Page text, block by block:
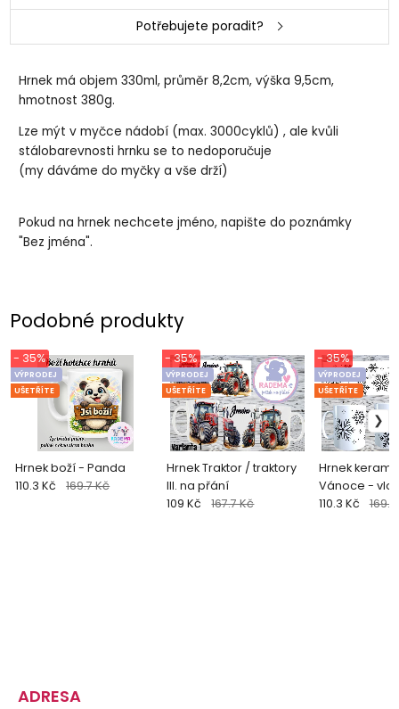
Potřebujete poradit?
Hrnek má objem 330ml, průměr 8,2cm, výška 9,5cm,
hmotnost 380g.
Lze mýt v myčce nádobí (max. 3000cyklů) , ale kvůli
stálobarevnosti hrnku se to nedoporučuje
(my dáváme do myčky a vše drží)
Pokud na hrnek nechcete jméno, napište do poznámky
"Bez jména".
Podobné produkty
Hrnek boží - Panda
VÝPRODEJ
UŠETŘÍTE
- 35%
110.3 Kč 169.7 Kč
Hrnek Traktor / traktory
III. na přání
VÝPRODEJ
UŠETŘÍTE
- 35%
109 Kč 167.7 Kč
Hrnek
Vánoce -
přání
VÝPRODEJ
UŠETŘÍTE
- 35%
110.3 Kč
ADRESA